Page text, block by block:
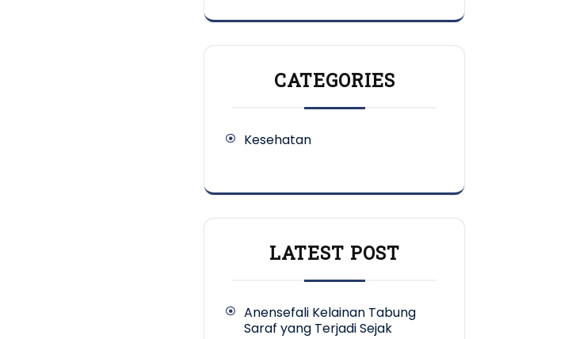
CATEGORIES
Kesehatan
LATEST POST
Anensefali Kelainan Tabung
Saraf yang Terjadi Sejak